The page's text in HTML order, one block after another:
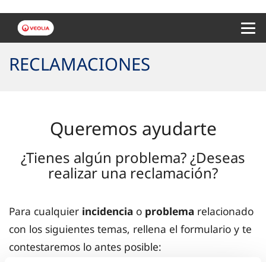
RECLAMACIONES
Queremos ayudarte
¿Tienes algún problema? ¿Deseas
realizar una reclamación?
Para cualquier incidencia o problema relacionado
con los siguientes temas, rellena el formulario y te
contestaremos lo antes posible: